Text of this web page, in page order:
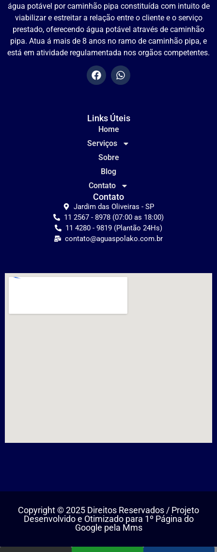
água potável por caminhão pipa constituída com intuito de
viabilizar e estreitar a relação entre o cliente e o serviço
prestado, oferecendo água potável através de caminhão
pipa. Atua á mais de 8 anos no ramo de caminhão pipa, e
está em atividade regulamentada nos orgãos competentes.
Links Úteis
Home
Serviços
Sobre
Blog
Contato
Contato
Jardim das Oliveiras - SP
11 2567 - 8978 (07:00 as 18:00)
11 4280 - 9819 (Plantão 24Hs)
contato@aguaspolako.com.br
Copyright © 2025 Direitos Reservados / Projeto
Desenvolvido e Otimizado para 1º Página do
Google pela Mms